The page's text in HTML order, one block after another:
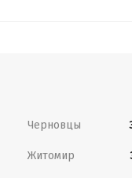
Черновцы
Житомир